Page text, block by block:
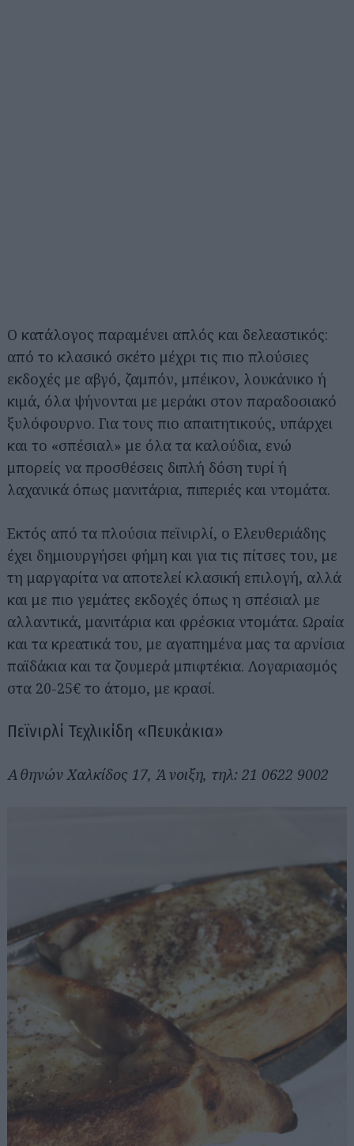
Ο κατάλογος παραμένει απλός και δελεαστικός:
από το κλασικό σκέτο μέχρι τις πιο πλούσιες
εκδοχές με αβγό, ζαμπόν, μπέικον, λουκάνικο ή
κιμά, όλα ψήνονται με μεράκι στον παραδοσιακό
ξυλόφουρνο. Για τους πιο απαιτητικούς, υπάρχει
και το «σπέσιαλ» με όλα τα καλούδια, ενώ
μπορείς να προσθέσεις διπλή δόση τυρί ή
λαχανικά όπως μανιτάρια, πιπεριές και ντομάτα.
Εκτός από τα πλούσια πεϊνιρλί, ο Ελευθεριάδης
έχει δημιουργήσει φήμη και για τις πίτσες του, με
τη μαργαρίτα να αποτελεί κλασική επιλογή, αλλά
και με πιο γεμάτες εκδοχές όπως η σπέσιαλ με
αλλαντικά, μανιτάρια και φρέσκια ντομάτα. Ωραία
και τα κρεατικά του, με αγαπημένα μας τα αρνίσια
παϊδάκια και τα ζουμερά μπιφτέκια. Λογαριασμός
στα 20-25€ το άτομο, με κρασί.
Πεϊνιρλί Τεχλικίδη «Πευκάκια»
Αθηνών Χαλκίδος 17, Άνοιξη, τηλ: 21 0622 9002